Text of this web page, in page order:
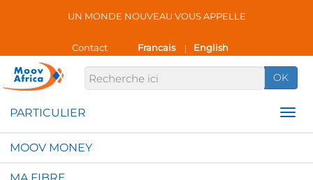
UN MONDE NOUVEAU VOUS APPELLE
Contact Francais | English
OK
MOOV MONEY